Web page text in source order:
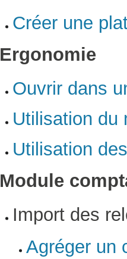
Créer une
Ergonomie
Ouvrir dans
Utilisation du
Utilisation
Module
Import des
Agréger un